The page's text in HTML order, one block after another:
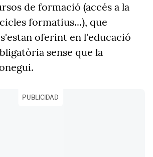
de formació (accés a la
formatius...), que
oferint en l'educació
sense que la
PUBLICIDAD